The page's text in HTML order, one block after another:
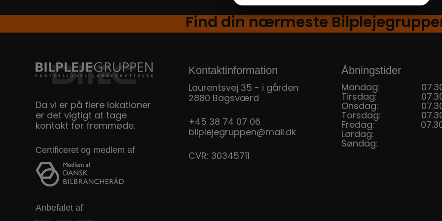
Find din nærmeste
Da vi er på flere lokationer
er det vigtigt at tage
kontakt før fremmøde.
Certificeret og medlem af
Anbefalet af
Kontaktinformation
Laurentsvej 35 - i gården
2880 Bagsværd
+45 38 74 07 06
bilplejegruppen@mail.dk
CVR: 30345711
Åbningstider
Mandag:
Tirsdag:
Onsdag:
Torsdag:
Fredag:
Lørdag:
Søndag:
MARKETING STATISTIK